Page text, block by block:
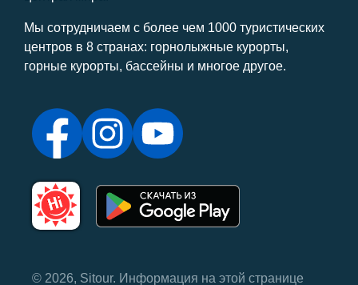
Мы сотрудничаем с более чем 1000 туристических
центров в 8 странах: горнолыжные курорты,
горные курорты, бассейны и многое другое.
© 2026, Sitour. Информация на этой странице